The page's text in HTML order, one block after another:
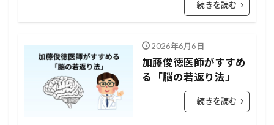
続きを読む
2026年6月6日
加藤俊徳医師がすすめ
る「脳の若返り法」
続きを読む